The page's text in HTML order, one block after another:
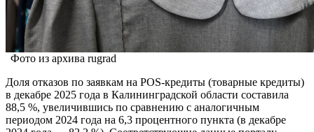
Фото из архива rugrad
Доля отказов по заявкам на POS-кредиты (товарные кредиты)
в декабре 2025 года в Калининградской области составила
88,5 %, увеличившись по сравнению с аналогичным
периодом 2024 года на 6,3 процентного пункта (в декабре